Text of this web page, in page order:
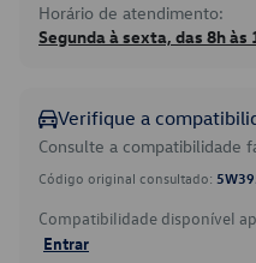
Horário de atendimento:
Segunda à sexta, das 8h às
Verifique a
Consulte a compatibilidade
Código original consultado:
Compatibilidade disponível
Entrar